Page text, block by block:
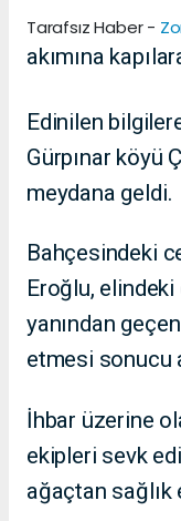
Tarafsız Haber -
akımına
Edinilen
Gürpınar köyü
meydana geldi.
Bahçesindeki
Eroğlu, elindeki
yanından
etmesi sonucu
İhbar üzerine
ekipleri sevk
ağaçtan sağlık